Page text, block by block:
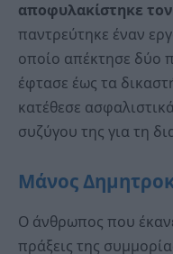
αποφυλακίστηκε
παντρεύτηκε έναν
οποίο απέκτησε δύο
έφτασε έως τα
κατέθεσε
συζύγου της για τη
Μάνος
Ο άνθρωπος που
πράξεις της